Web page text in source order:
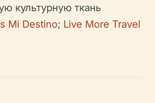
культурную ткань
Mi Destino; Live More Travel